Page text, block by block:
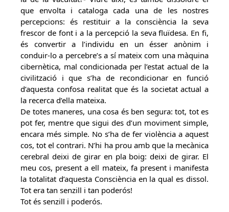
que envolta i cataloga cada una de les nostres
percepcions: és restituir a la consciència la seva
frescor de font i a la percepció la seva fluïdesa. En fi,
és convertir a l’individu en un ésser anònim i
conduir-lo a percebre’s a sí mateix com una màquina
cibernètica, mal condicionada per l’estat actual de la
civilització i que s’ha de recondicionar en funció
d’aquesta confosa realitat que és la societat actual a
la recerca d’ella mateixa.
De totes maneres, una cosa és ben segura: tot, tot es
pot fer, mentre que sigui des d’un moviment simple,
encara més simple. No s’ha de fer violència a aquest
cos, tot el contrari. N’hi ha prou amb que la mecànica
cerebral deixi de girar en pla boig: deixi de girar. El
meu cos, present a ell mateix, fa present i manifesta
la totalitat d’aquesta Consciència en la qual es dissol.
Tot era tan senzill i tan poderós!
Tot és senzill i poderós.